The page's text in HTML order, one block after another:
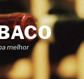
melhor